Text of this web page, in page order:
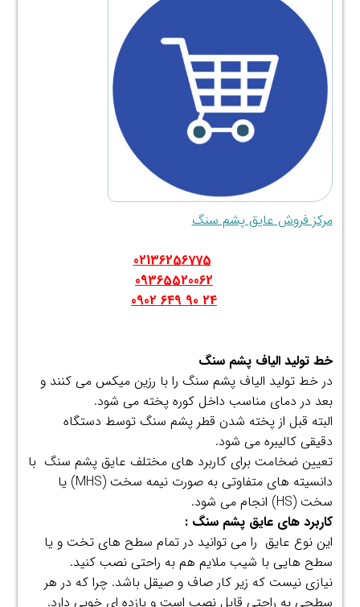
مرکز فروش عایق پشم سنگ
02136256775
09365520062
24 90 649 0902
خط تولید الیاف پشم سنگ
در خط تولید الیاف پشم سنگ را با رزین میکس می کنند و
بعد در دمای مناسب داخل کوره پخته می شود.
البته قبل از پخته شدن قطر پشم سنگ توسط دستگاه
دقیقی کالیبره می شود.
تعیین ضخامت برای کاربرد های مختلف عایق پشم سنگ با
دانسیته های متفاوتی به صورت نیمه سخت (MHS) یا
سخت (HS) انجام می شود.
کاربرد های عایق پشم سنگ :
این نوع عایق را می توانید در تمام سطح های تخت و یا
سطح هایی با شیب ملایم هم به راحتی نصب کنید.
نیازی نیست که زیر کار صاف و صیقل باشد. چرا که در هر
سطحی به راحتی قابل نصب است و بازده ای خوبی دارد.